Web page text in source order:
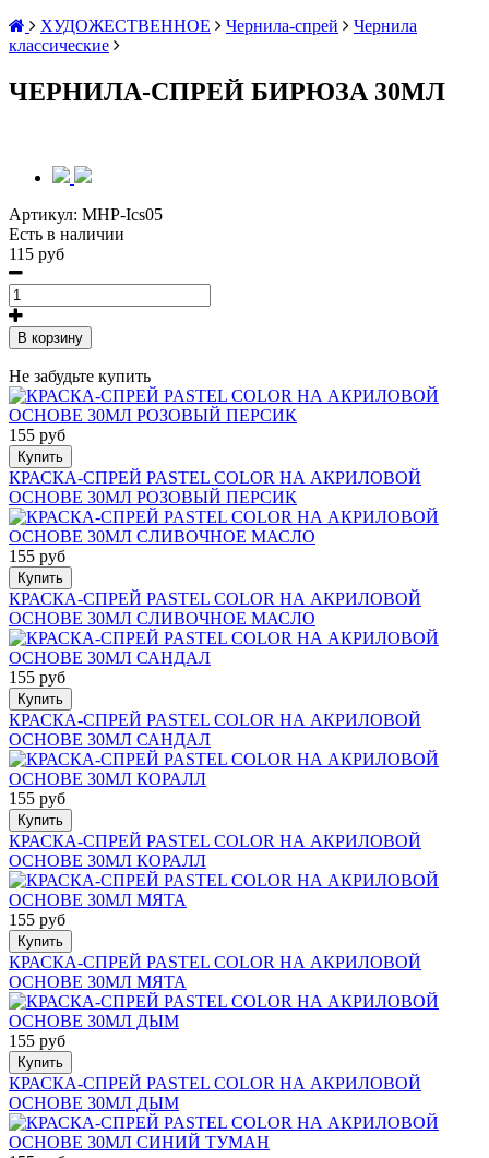
ХУДОЖЕСТВЕННОЕ
Чернила-спрей
Чернила
классические
ЧЕРНИЛА-СПРЕЙ БИРЮЗА 30МЛ
Артикул: MHP-Ics05
Есть в наличии
115 руб
В корзину
Не забудьте купить
155 руб
Купить
КРАСКА-СПРЕЙ PASTEL COLOR НА АКРИЛОВОЙ
ОСНОВЕ 30МЛ РОЗОВЫЙ ПЕРСИК
155 руб
Купить
КРАСКА-СПРЕЙ PASTEL COLOR НА АКРИЛОВОЙ
ОСНОВЕ 30МЛ СЛИВОЧНОЕ МАСЛО
155 руб
Купить
КРАСКА-СПРЕЙ PASTEL COLOR НА АКРИЛОВОЙ
ОСНОВЕ 30МЛ САНДАЛ
155 руб
Купить
КРАСКА-СПРЕЙ PASTEL COLOR НА АКРИЛОВОЙ
ОСНОВЕ 30МЛ КОРАЛЛ
155 руб
Купить
КРАСКА-СПРЕЙ PASTEL COLOR НА АКРИЛОВОЙ
ОСНОВЕ 30МЛ МЯТА
155 руб
Купить
КРАСКА-СПРЕЙ PASTEL COLOR НА АКРИЛОВОЙ
ОСНОВЕ 30МЛ ДЫМ